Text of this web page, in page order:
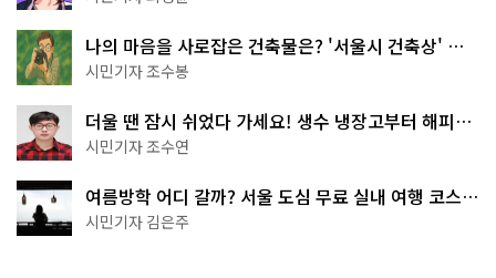
나의 마음을 사로잡은 건축물은? '서울시 건축상' 수
상작 공개!
시민기자 조수봉
더울 땐 잠시 쉬었다 가세요! 생수 냉장고부터 해피소
·무더위쉼터까지
시민기자 조수연
여름방학 어디 갈까? 서울 도심 무료 실내 여행 코스
추천
시민기자 김은주